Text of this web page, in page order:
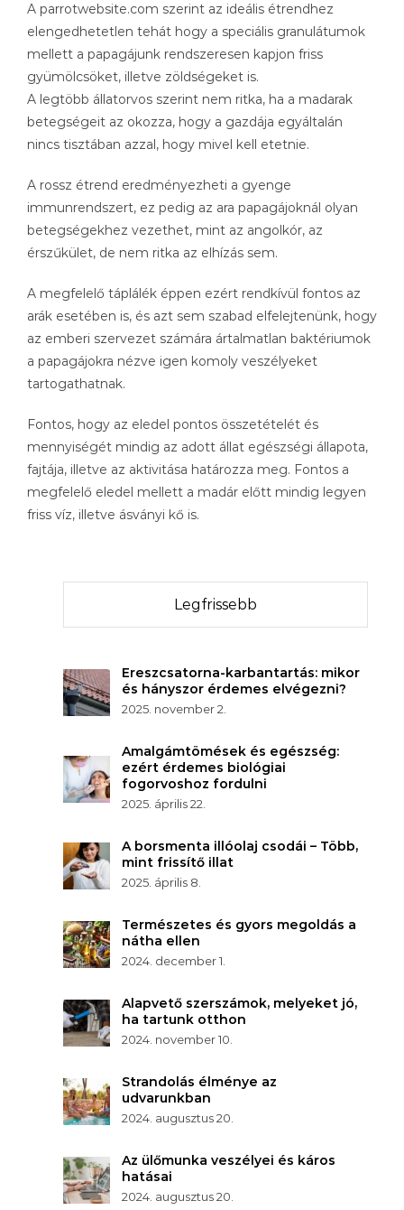
A parrotwebsite.com szerint az ideális étrendhez
elengedhetetlen tehát hogy a speciális granulátumok
mellett a papagájunk rendszeresen kapjon friss
gyümölcsöket, illetve zöldségeket is.
A legtöbb állatorvos szerint nem ritka, ha a madarak
betegségeit az okozza, hogy a gazdája egyáltalán
nincs tisztában azzal, hogy mivel kell etetnie.
A rossz étrend eredményezheti a gyenge
immunrendszert, ez pedig az ara papagájoknál olyan
betegségekhez vezethet, mint az angolkór, az
érszűkület, de nem ritka az elhízás sem.
A megfelelő táplálék éppen ezért rendkívül fontos az
arák esetében is, és azt sem szabad elfelejtenünk, hogy
az emberi szervezet számára ártalmatlan baktériumok
a papagájokra nézve igen komoly veszélyeket
tartogathatnak.
Fontos, hogy az eledel pontos összetételét és
mennyiségét mindig az adott állat egészségi állapota,
fajtája, illetve az aktivitása határozza meg. Fontos a
megfelelő eledel mellett a madár előtt mindig legyen
friss víz, illetve ásványi kő is.
Legfrissebb
Ereszcsatorna-karbantartás: mikor
és hányszor érdemes elvégezni?
2025. november 2.
Amalgámtömések és egészség:
ezért érdemes biológiai
fogorvoshoz fordulni
2025. április 22.
A borsmenta illóolaj csodái – Több,
mint frissítő illat
2025. április 8.
Természetes és gyors megoldás a
nátha ellen
2024. december 1.
Alapvető szerszámok, melyeket jó,
ha tartunk otthon
2024. november 10.
Strandolás élménye az
udvarunkban
2024. augusztus 20.
Az ülőmunka veszélyei és káros
hatásai
2024. augusztus 20.